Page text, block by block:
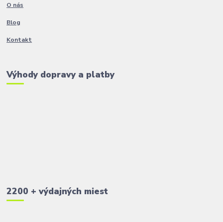
O nás
Blog
Kontakt
Výhody dopravy a platby
2200 + výdajných miest